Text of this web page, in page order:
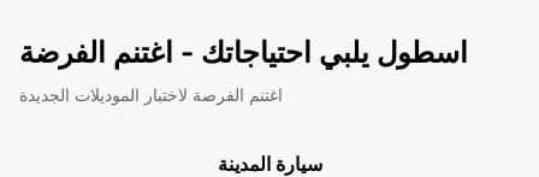
اسطول يلبي احتياجاتك - اغتنم الفرضة
اغتنم الفرصة لاختبار الموديلات الجديدة
سيارة المدينة